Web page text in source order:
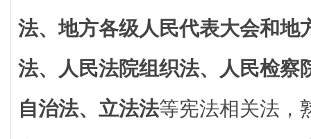
法、地方各级人民代表大会和地
法、人民法院组织法、人民检察
自治法、立法法等宪法相关法，